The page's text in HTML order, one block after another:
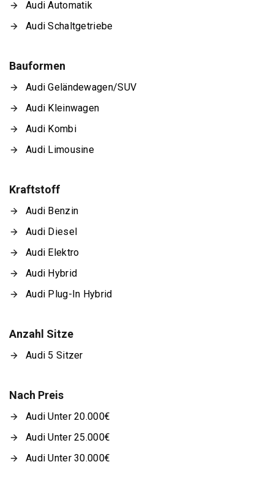
Audi Automatik
Audi Schaltgetriebe
Bauformen
Audi Geländewagen/SUV
Audi Kleinwagen
Audi Kombi
Audi Limousine
Kraftstoff
Audi Benzin
Audi Diesel
Audi Elektro
Audi Hybrid
Audi Plug-In Hybrid
Anzahl Sitze
Audi 5 Sitzer
Nach Preis
Audi Unter 20.000€
Audi Unter 25.000€
Audi Unter 30.000€